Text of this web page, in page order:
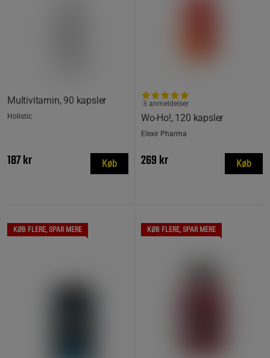
Multivitamin, 90 kapsler
Holistic
187 kr Køb
Wo-Ho!, 120 kapsler
3 anmeldelser
Elexir Pharma
269 kr Køb
KØB FLERE, SPAR MERE KØB FLERE, SPAR MERE